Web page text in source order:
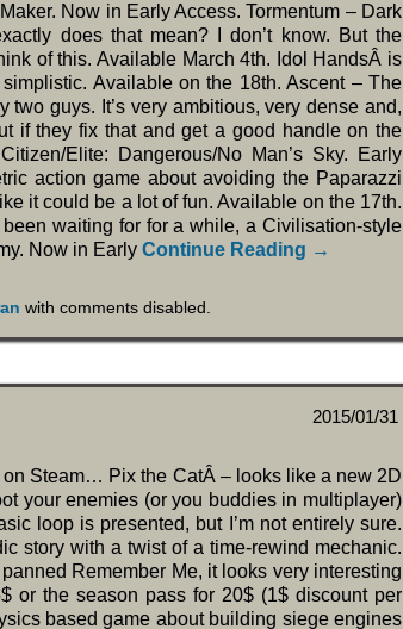
Now in Early Access. Tormentum – Dark
does that mean? I don’t know. But the
of this. Available March 4th. Idol HandsÂ is
Available on the 18th. Ascent – The
guys. It’s very ambitious, very dense and,
if they fix that and get a good handle on the
Elite: Dangerous/No Man’s Sky. Early
action game about avoiding the Paparazzi
it could be a lot of fun. Available on the 17th.
waiting for for a while, a Civilisation-style
Now in EarlyContinue Reading →
withcomments disabled
2015/01/31
on Steam… Pix the CatÂ – looks like a new 2D
your enemies (or you buddies in multiplayer)
loop is presented, but I’m not entirely sure.
story with a twist of a time-rewind mechanic.
Remember Me, it looks very interesting
or the season pass for 20$ (1$ discount per
based game about building siege engines